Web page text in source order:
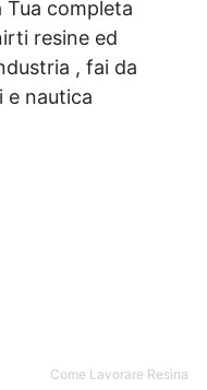
Tua completa
resine ed
, fai da
e nautica
Come Lavorare Resina